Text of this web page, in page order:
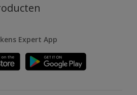
Expert App